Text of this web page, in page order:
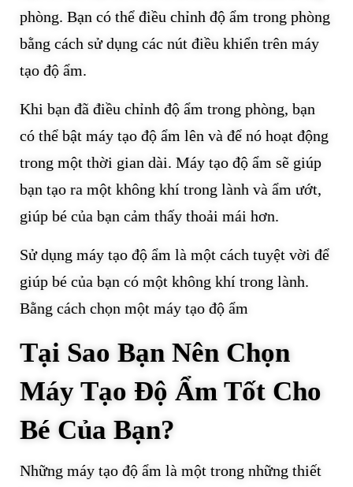
phòng. Bạn có thể điều chỉnh độ ẩm trong phòng
bằng cách sử dụng các nút điều khiển trên máy
tạo độ ẩm.
Khi bạn đã điều chỉnh độ ẩm trong phòng, bạn
có thể bật máy tạo độ ẩm lên và để nó hoạt động
trong một thời gian dài. Máy tạo độ ẩm sẽ giúp
bạn tạo ra một không khí trong lành và ẩm ướt,
giúp bé của bạn cảm thấy thoải mái hơn.
Sử dụng máy tạo độ ẩm là một cách tuyệt vời để
giúp bé của bạn có một không khí trong lành.
Bằng cách chọn một máy tạo độ ẩm
Tại Sao Bạn Nên Chọn
Máy Tạo Độ Ẩm Tốt Cho
Bé Của Bạn?
Những máy tạo độ ẩm là một trong những thiết